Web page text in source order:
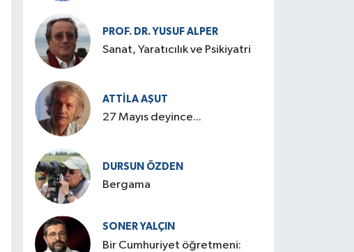
PROF. DR. YUSUF ALPER
Sanat, Yaratıcılık ve Psikiyatri
ATTILA AŞUT
27 Mayıs deyince...
DURSUN ÖZDEN
Bergama
SONER YALÇIN
Bir Cumhuriyet öğretmeni: